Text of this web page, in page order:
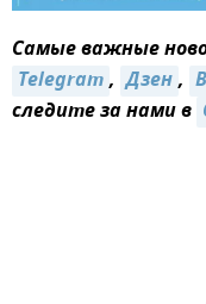
Самые важные
Telegram, Дзен,
следите за нами в